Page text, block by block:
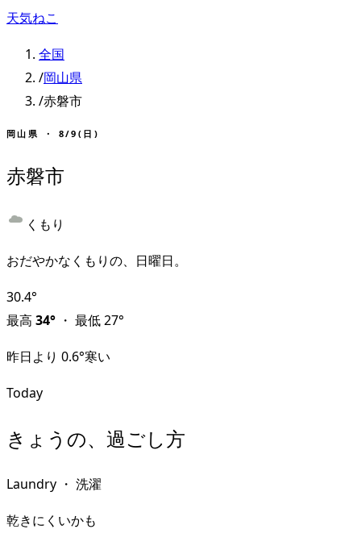
天気ねこ
全国
/岡山県
/赤磐市
岡山県 ・ 8/9(日)
赤磐市
くもり
おだやかなくもりの、日曜日。
30.4°
最高 34° ・ 最低27°
昨日より 0.6°寒い
Today
きょうの、過ごし方
Laundry ・ 洗濯
乾きにくいかも